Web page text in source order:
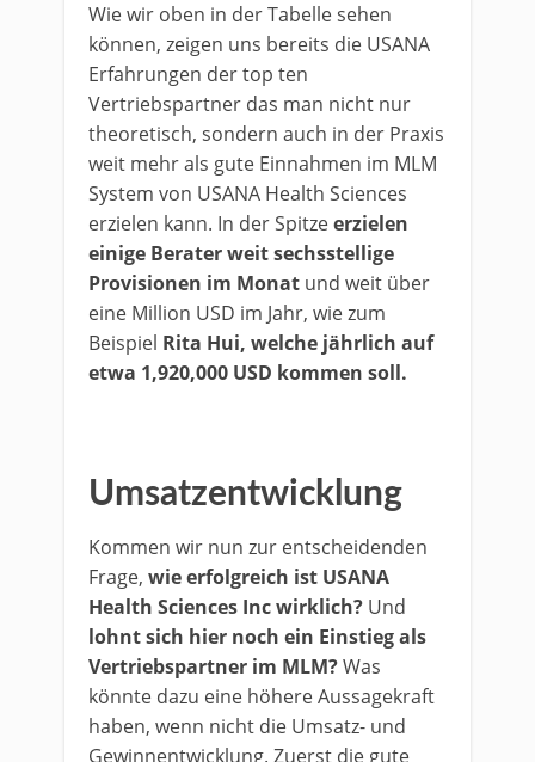
Wie wir oben in der Tabelle sehen
können, zeigen uns bereits die USANA
Erfahrungen der top ten
Vertriebspartner das man nicht nur
theoretisch, sondern auch in der Praxis
weit mehr als gute Einnahmen im MLM
System von USANA Health Sciences
erzielen kann. In der Spitzeerzielen
einige Berater weit sechsstellige
Provisionen im Monat und weit über
eine Million USD im Jahr, wie zum
Beispiel Rita Hui, welche jährlich auf
etwa 1,920,000 USD kommen soll.
Umsatzentwicklung
Kommen wir nun zur entscheidenden
Frage, wie erfolgreich ist USANA
Health Sciences Inc wirklich? Und
lohnt sich hier noch ein Einstieg als
Vertriebspartner im MLM?Was
könnte dazu eine höhere Aussagekraft
haben, wenn nicht die Umsatz- und
Gewinnentwicklung. Zuerst die gute